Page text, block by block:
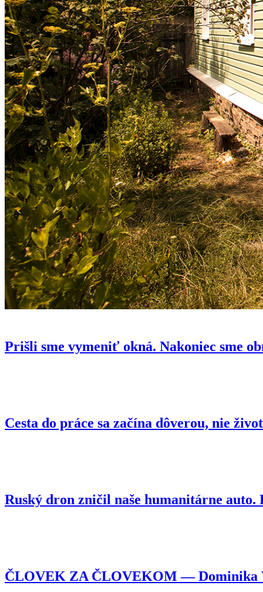
Prišli sme vymeniť okná. Nakoniec sme
Cesta do práce sa začína dôverou, nie
Ruský dron zničil naše humanitárne
ČLOVEK ZA ČLOVEKOM — Dominika